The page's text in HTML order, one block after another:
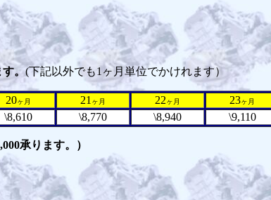
す。(下記以外でも1ヶ月単位でかけれます）
20ヶ月 21 ヶ月 22ヶ月 23ヶ月
\8,610 \8,770 \8,940 \9,110
承ります。）